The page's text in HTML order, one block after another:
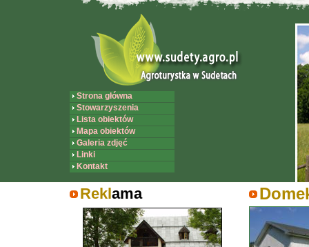
Strona główna
Stowarzyszenia
Lista obiektów
Mapa obiektów
Galeria zdjęć
Linki
Kontakt
Reklama